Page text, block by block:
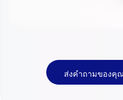
ส่งคำถามของคุณ